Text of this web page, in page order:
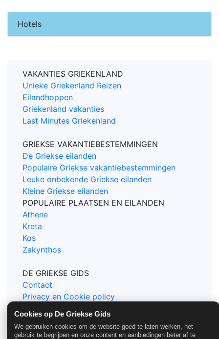
Cookies op De Griekse Gids
We gebruiken cookies om de website goed te laten werken, het
gebruik te begrijpen en onze content en aanbiedingen beter af te
Hotels
VAKANTIES GRIEKENLAND
Unieke Griekenland Reizen
Eilandhoppen
Griekenland vakanties
Last Minutes Griekenland
GRIEKSE VAKANTIEBESTEMMINGEN
De Griekse eilanden
Populaire Griekse vakantiebestemmingen
Leuke onbekende Griekse eilanden
Kleine Griekse eilanden
POPULAIRE PLAATSEN EN EILANDEN
Athene
Kreta
Kos
Zakynthos
DE GRIEKSE GIDS
Contact
Privacy en Cookie policy